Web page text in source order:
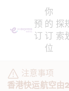
预
订
你
的
订
位
探
索
注意事项
香港快运航空